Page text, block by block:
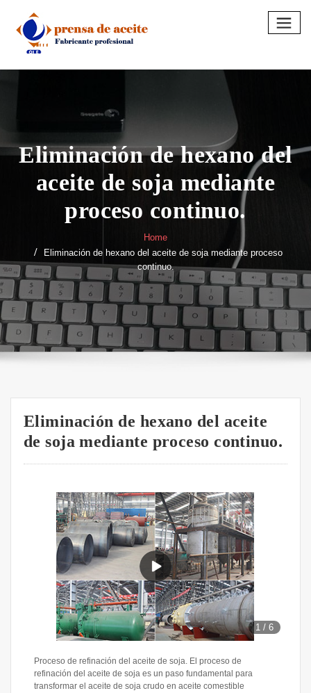
content
Eliminación de hexano del
aceite de soja mediante
proceso continuo.
Home
Eliminación de hexano del aceite de soja mediante proceso
continuo.
Eliminación de hexano del aceite
de soja mediante proceso continuo.
1 /6
Proceso de refinación del aceite de soja. El proceso de
refinación del aceite de soja es un paso fundamental para
transformar el aceite de soja crudo en aceite comestible